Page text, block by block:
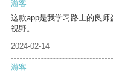
游客
这款app是我学习路上的良
视野。
2024-02-14
游客